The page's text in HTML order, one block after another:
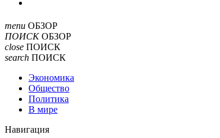
menu ОБЗОР
ПОИСК ОБЗОР
close ПОИСК
search ПОИСК
Экономика
Общество
Политика
В мире
Навигация